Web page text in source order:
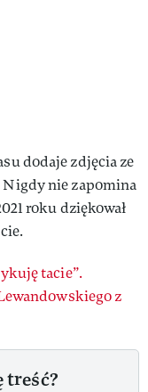
dodaje zdjęcia ze
Nigdy nie zapomina
roku dziękował
tacie”.
z
treść?